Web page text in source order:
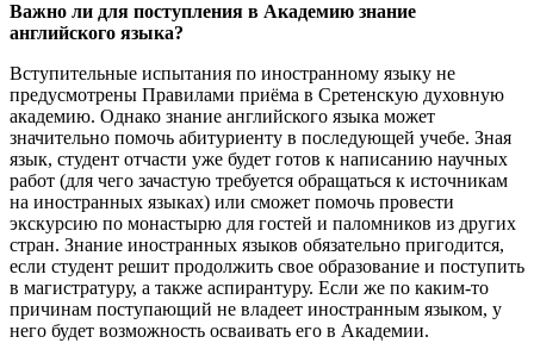
Важно ли для поступления в Академию знание
английского языка?
Вступительные испытания по иностранному языку не
предусмотрены Правилами приёма в Сретенскую духовную
академию. Однако знание английского языка может
значительно помочь абитуриенту в последующей учебе. Зная
язык, студент отчасти уже будет готов к написанию научных
работ (для чего зачастую требуется обращаться к источникам
на иностранных языках) или сможет помочь провести
экскурсию по монастырю для гостей и паломников из других
стран. Знание иностранных языков обязательно пригодится,
если студент решит продолжить свое образование и поступить
в магистратуру, а также аспирантуру. Если же по каким-то
причинам поступающий не владеет иностранным языком, у
него будет возможность осваивать его в Академии.